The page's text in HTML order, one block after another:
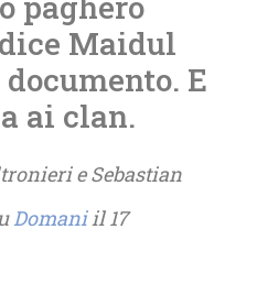
Maidul
E
ai clan.
e Sebastian
Domaniil 17